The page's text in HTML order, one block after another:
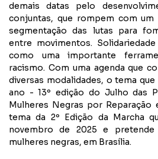
demais datas pelo
conjuntas, que rompem com
segmentação das lutas para
entre movimentos.
como uma importante
racismo. Com uma agenda que
diversas modalidades, o tema
ano - 13º edição do Julho das
Mulheres Negras por Reparação
tema da 2º Edição da Marcha
novembro de 2025 e
mulheres negras, em Brasília.